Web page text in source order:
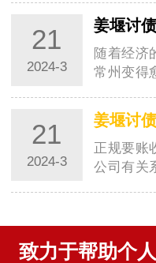
天分享南…
21
2024-3
随着经济
常州变得
司是否使…
21
2024-3
正规要账
公司有关
致力于帮助个